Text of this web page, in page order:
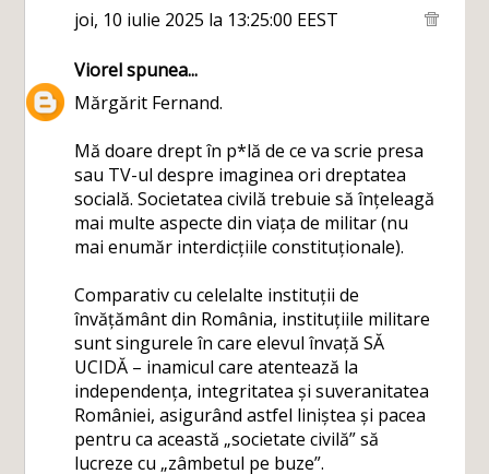
joi, 10 iulie 2025 la 13:25:00 EEST
Viorelspunea...
Mărgărit Fernand.
Mă doare drept în p*lă de ce va scrie presa
sau TV-ul despre imaginea ori dreptatea
socială. Societatea civilă trebuie să înțeleagă
mai multe aspecte din viața de militar (nu
mai enumăr interdicțiile constituționale).
Comparativ cu celelalte instituții de
învățământ din România, instituțiile militare
sunt singurele în care elevul învață SĂ
UCIDĂ – inamicul care atentează la
independența, integritatea și suveranitatea
României, asigurând astfel liniștea și pacea
pentru ca această „societate civilă” să
lucreze cu „zâmbetul pe buze”.